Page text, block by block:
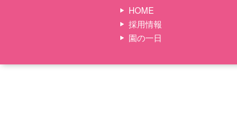
HOME
採用情報
園の一日